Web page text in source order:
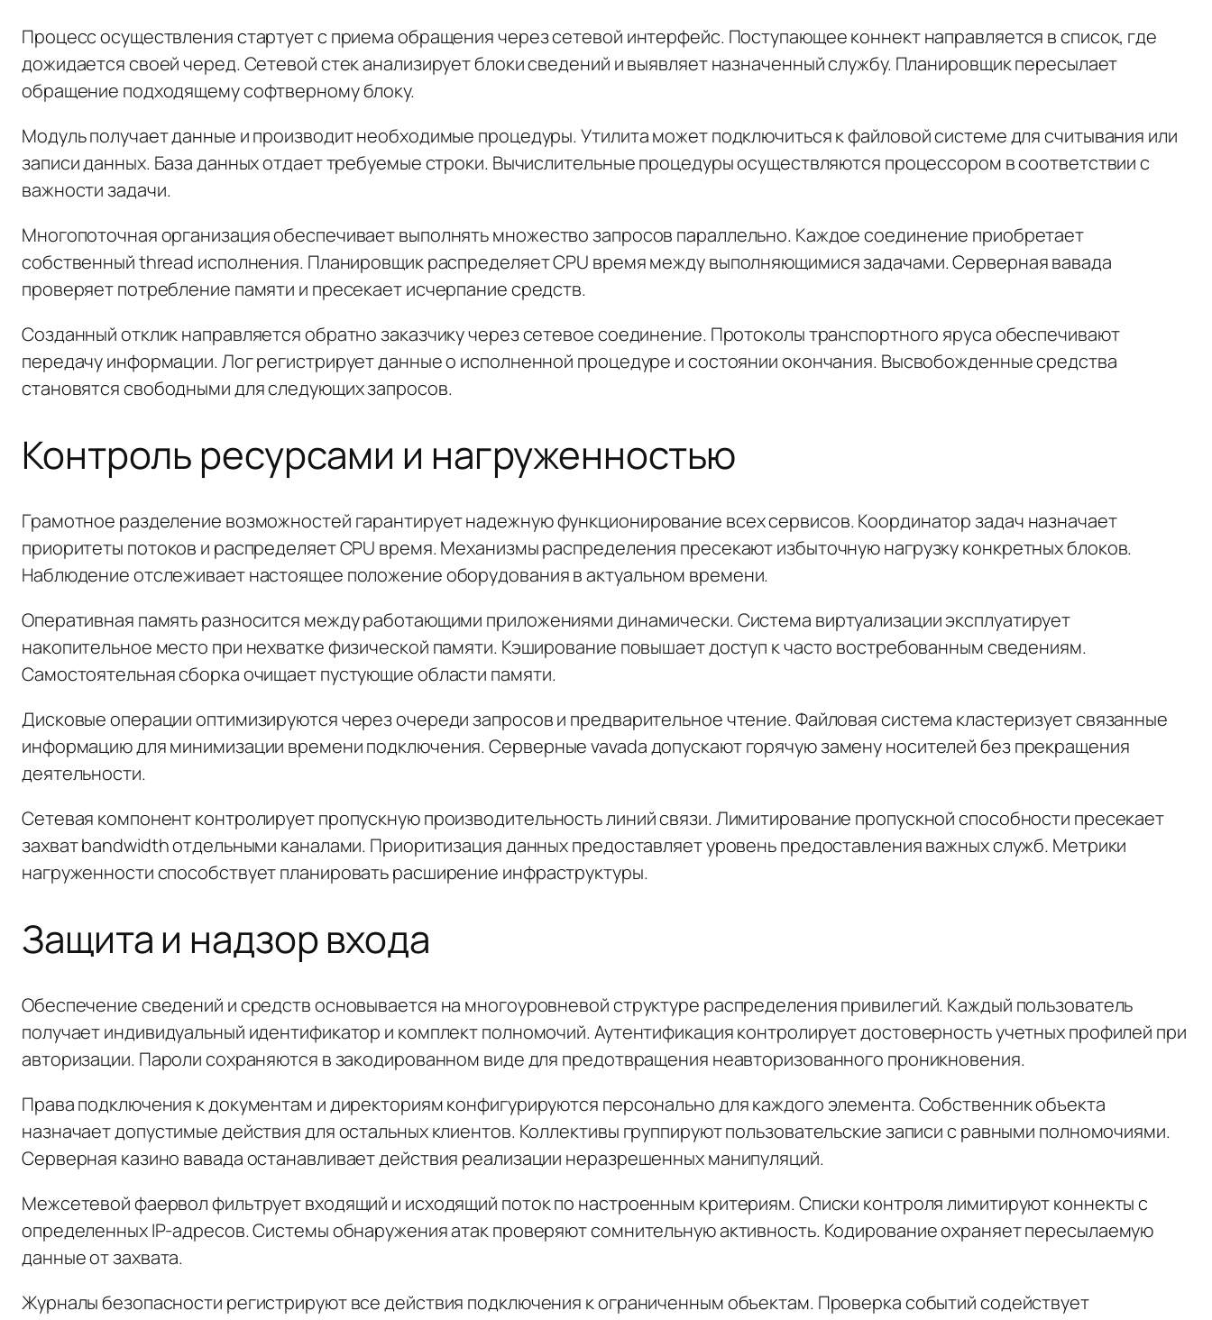
Процесс осуществления стартует с приема обращения через сетевой интерфейс. Поступающее коннект направляется в список, где
дожидается своей черед. Сетевой стек анализирует блоки сведений и выявляет назначенный службу. Планировщик пересылает
обращение подходящему софтверному блоку.
Модуль получает данные и производит необходимые процедуры. Утилита может подключиться к файловой системе для считывания или
записи данных. База данных отдает требуемые строки. Вычислительные процедуры осуществляются процессором в соответствии с
важности задачи.
Многопоточная организация обеспечивает выполнять множество запросов параллельно. Каждое соединение приобретает
собственный thread исполнения. Планировщик распределяет CPU время между выполняющимися задачами. Серверная вавада
проверяет потребление памяти и пресекает исчерпание средств.
Созданный отклик направляется обратно заказчику через сетевое соединение. Протоколы транспортного яруса обеспечивают
передачу информации. Лог регистрирует данные о исполненной процедуре и состоянии окончания. Высвобожденные средства
становятся свободными для следующих запросов.
Контроль ресурсами и нагруженностью
Грамотное разделение возможностей гарантирует надежную функционирование всех сервисов. Координатор задач назначает
приоритеты потоков и распределяет CPU время. Механизмы распределения пресекают избыточную нагрузку конкретных блоков.
Наблюдение отслеживает настоящее положение оборудования в актуальном времени.
Оперативная память разносится между работающими приложениями динамически. Система виртуализации эксплуатирует
накопительное место при нехватке физической памяти. Кэширование повышает доступ к часто востребованным сведениям.
Самостоятельная сборка очищает пустующие области памяти.
Дисковые операции оптимизируются через очереди запросов и предварительное чтение. Файловая система кластеризует связанные
информацию для минимизации времени подключения. Серверные vavada допускают горячую замену носителей без прекращения
деятельности.
Сетевая компонент контролирует пропускную производительность линий связи. Лимитирование пропускной способности пресекает
захват bandwidth отдельными каналами. Приоритизация данных предоставляет уровень предоставления важных служб. Метрики
нагруженности способствует планировать расширение инфраструктуры.
Защита и надзор входа
Обеспечение сведений и средств основывается на многоуровневой структуре распределения привилегий. Каждый пользователь
получает индивидуальный идентификатор и комплект полномочий. Аутентификация контролирует достоверность учетных профилей при
авторизации. Пароли сохраняются в закодированном виде для предотвращения неавторизованного проникновения.
Права подключения к документам и директориям конфигурируются персонально для каждого элемента. Собственник объекта
назначает допустимые действия для остальных клиентов. Коллективы группируют пользовательские записи с равными полномочиями.
Серверная казино вавада останавливает действия реализации неразрешенных манипуляций.
Межсетевой фаервол фильтрует входящий и исходящий поток по настроенным критериям. Списки контроля лимитируют коннекты с
определенных IP-адресов. Системы обнаружения атак проверяют сомнительную активность. Кодирование охраняет пересылаемую
данные от захвата.
Журналы безопасности регистрируют все действия подключения к ограниченным объектам. Проверка событий содействует